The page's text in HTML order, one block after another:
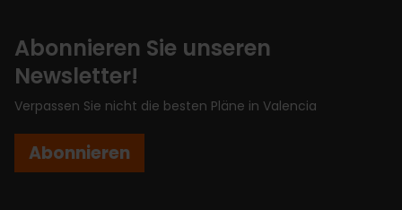
Abonnieren Sie unseren
Newsletter!
Verpassen Sie nicht die besten Pläne in Valencia
Abonnieren